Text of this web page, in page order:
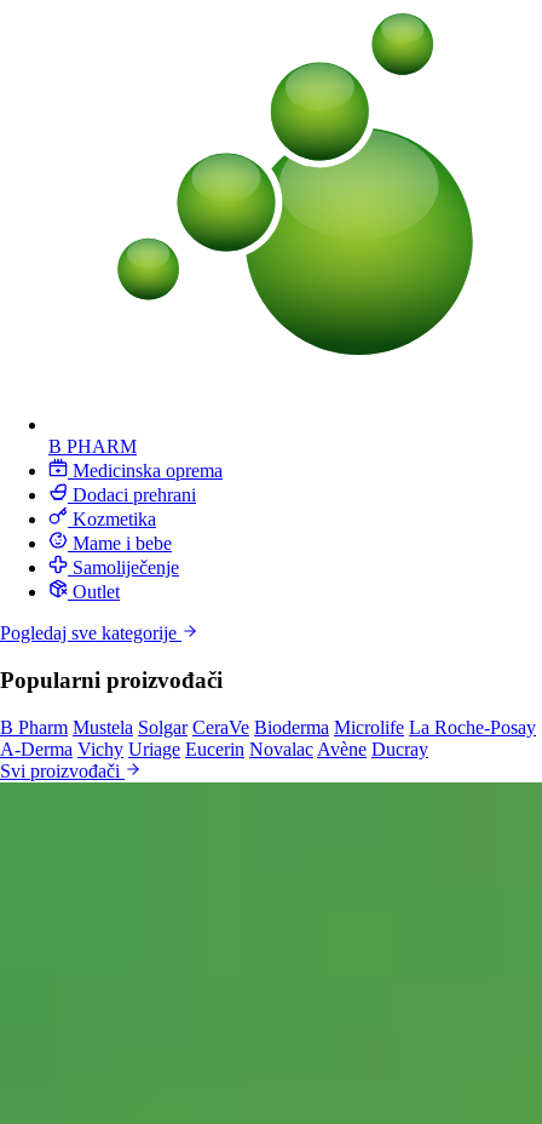
B PHARM
Medicinska oprema
Dodaci prehrani
Kozmetika
Mame i bebe
Samoliječenje
Outlet
Pogledaj sve kategorije
Popularni proizvođači
B Pharm Mustela Solgar CeraVe Bioderma Microlife La Roche-Posay
A-Derma Vichy Uriage Eucerin Novalac Avène Ducray
Svi proizvođači